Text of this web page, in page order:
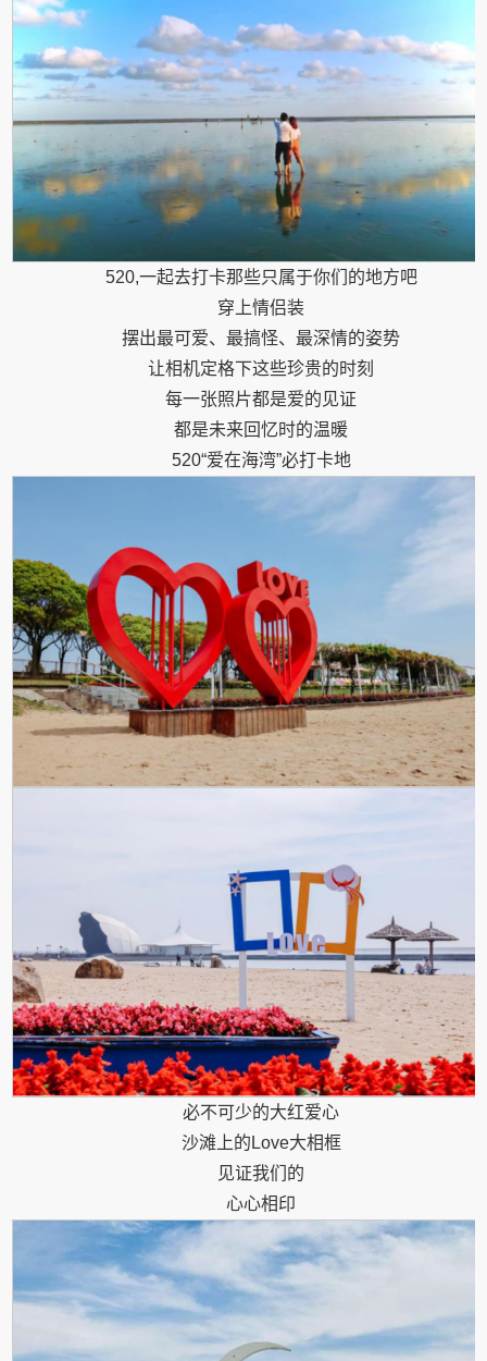
520,一起去打卡那些只属于你们的地方吧
穿上情侣装
摆出最可爱、最搞怪、最深情的姿势
让相机定格下这些珍贵的时刻
每一张照片都是爱的见证
都是未来回忆时的温暖
520“爱在海湾”必打卡地
必不可少的大红爱心
沙滩上的Love大相框
见证我们的
心心相印